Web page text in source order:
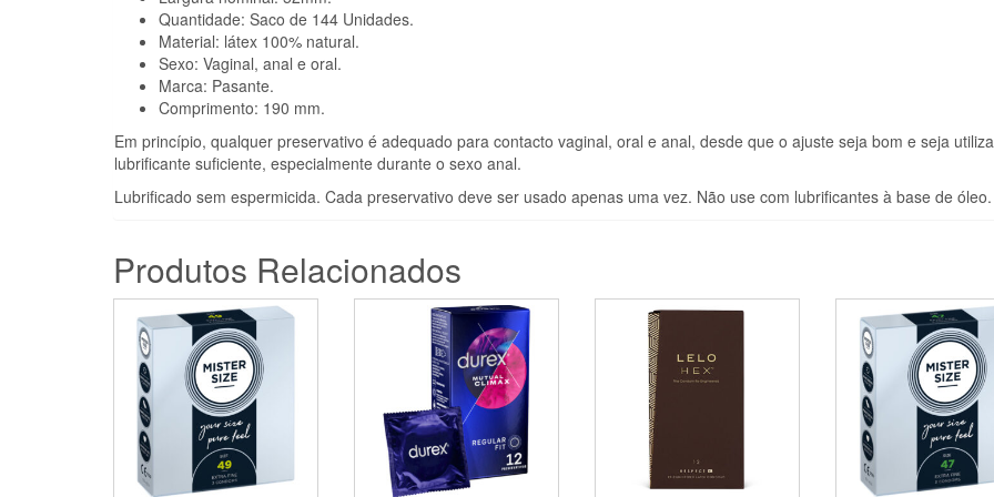
Quantidade: Saco de 144 Unidades.
Material: látex 100% natural.
Sexo: Vaginal, anal e oral.
Marca: Pasante.
Comprimento: 190 mm.
Em princípio, qualquer preservativo é adequado para contacto vaginal, oral e anal, desde que o ajuste seja bom e seja
lubrificante suficiente, especialmente durante o sexo anal.
Lubrificado sem espermicida. Cada preservativo deve ser usado apenas uma vez. Não use com lubrificantes à base de óleo.
Produtos Relacionados